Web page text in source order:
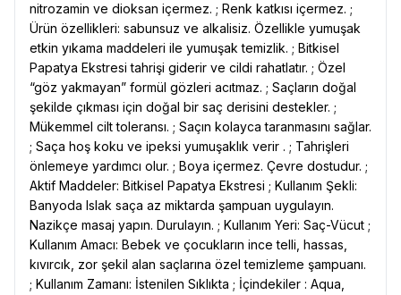
nitrozamin ve dioksan içermez. ; Renk katkısı içermez. ;
Ürün özellikleri: sabunsuz ve alkalisiz. Özellikle yumuşak
etkin yıkama maddeleri ile yumuşak temizlik. ; Bitkisel
Papatya Ekstresi tahrişi giderir ve cildi rahatlatır. ; Özel
“göz yakmayan” formül gözleri acıtmaz. ; Saçların doğal
şekilde çıkması için doğal bir saç derisini destekler. ;
Mükemmel cilt toleransı. ; Saçın kolayca taranmasını sağlar.
; Saça hoş koku ve ipeksi yumuşaklık verir . ; Tahrişleri
önlemeye yardımcı olur. ; Boya içermez. Çevre dostudur. ;
Aktif Maddeler: Bitkisel Papatya Ekstresi ; Kullanım Şekli:
Banyoda Islak saça az miktarda şampuan uygulayın.
Nazikçe masaj yapın. Durulayın. ; Kullanım Yeri: Saç-Vücut ;
Kullanım Amacı: Bebek ve çocukların ince telli, hassas,
kıvırcık, zor şekil alan saçlarına özel temizleme şampuanı.
; Kullanım Zamanı: İstenilen Sıklıkta ; İçindekiler : Aqua,